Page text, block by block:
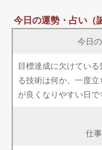
今日の運勢・占い（
今日
目標達成に欠けてい
る技術は何か、一度
が良くなりやすい日で
仕